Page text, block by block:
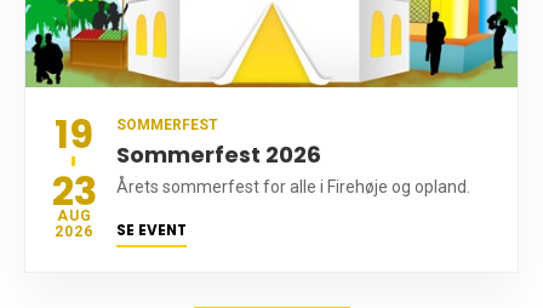
19
23
AUG
2026
SOMMERFEST
Sommerfest 2026
Årets sommerfest for alle i Firehøje og opland.
SE EVENT